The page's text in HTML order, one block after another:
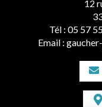
12
Tél : 05 57
Email :